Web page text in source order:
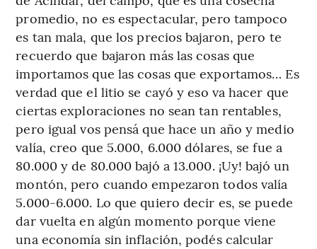
promedio, no es espectacular, pero tampoco
es tan mala, que los precios bajaron, pero te
recuerdo que bajaron más las cosas que
importamos que las cosas que exportamos… Es
verdad que el litio se cayó y eso va hacer que
ciertas exploraciones no sean tan rentables,
pero igual vos pensá que hace un año y medio
valía, creo que 5.000, 6.000 dólares, se fue a
80.000 y de 80.000 bajó a 13.000. ¡Uy! bajó un
montón, pero cuando empezaron todos valía
5.000-6.000. Lo que quiero decir es, se puede
dar vuelta en algún momento porque viene
una economía sin inflación, podés calcular